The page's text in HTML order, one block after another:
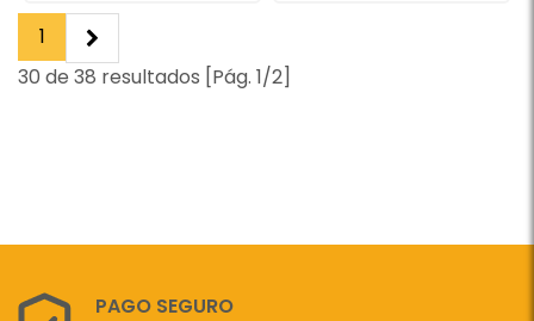
1
30 de 38 resultados [Pág. 1/2]
PAGO SEGURO